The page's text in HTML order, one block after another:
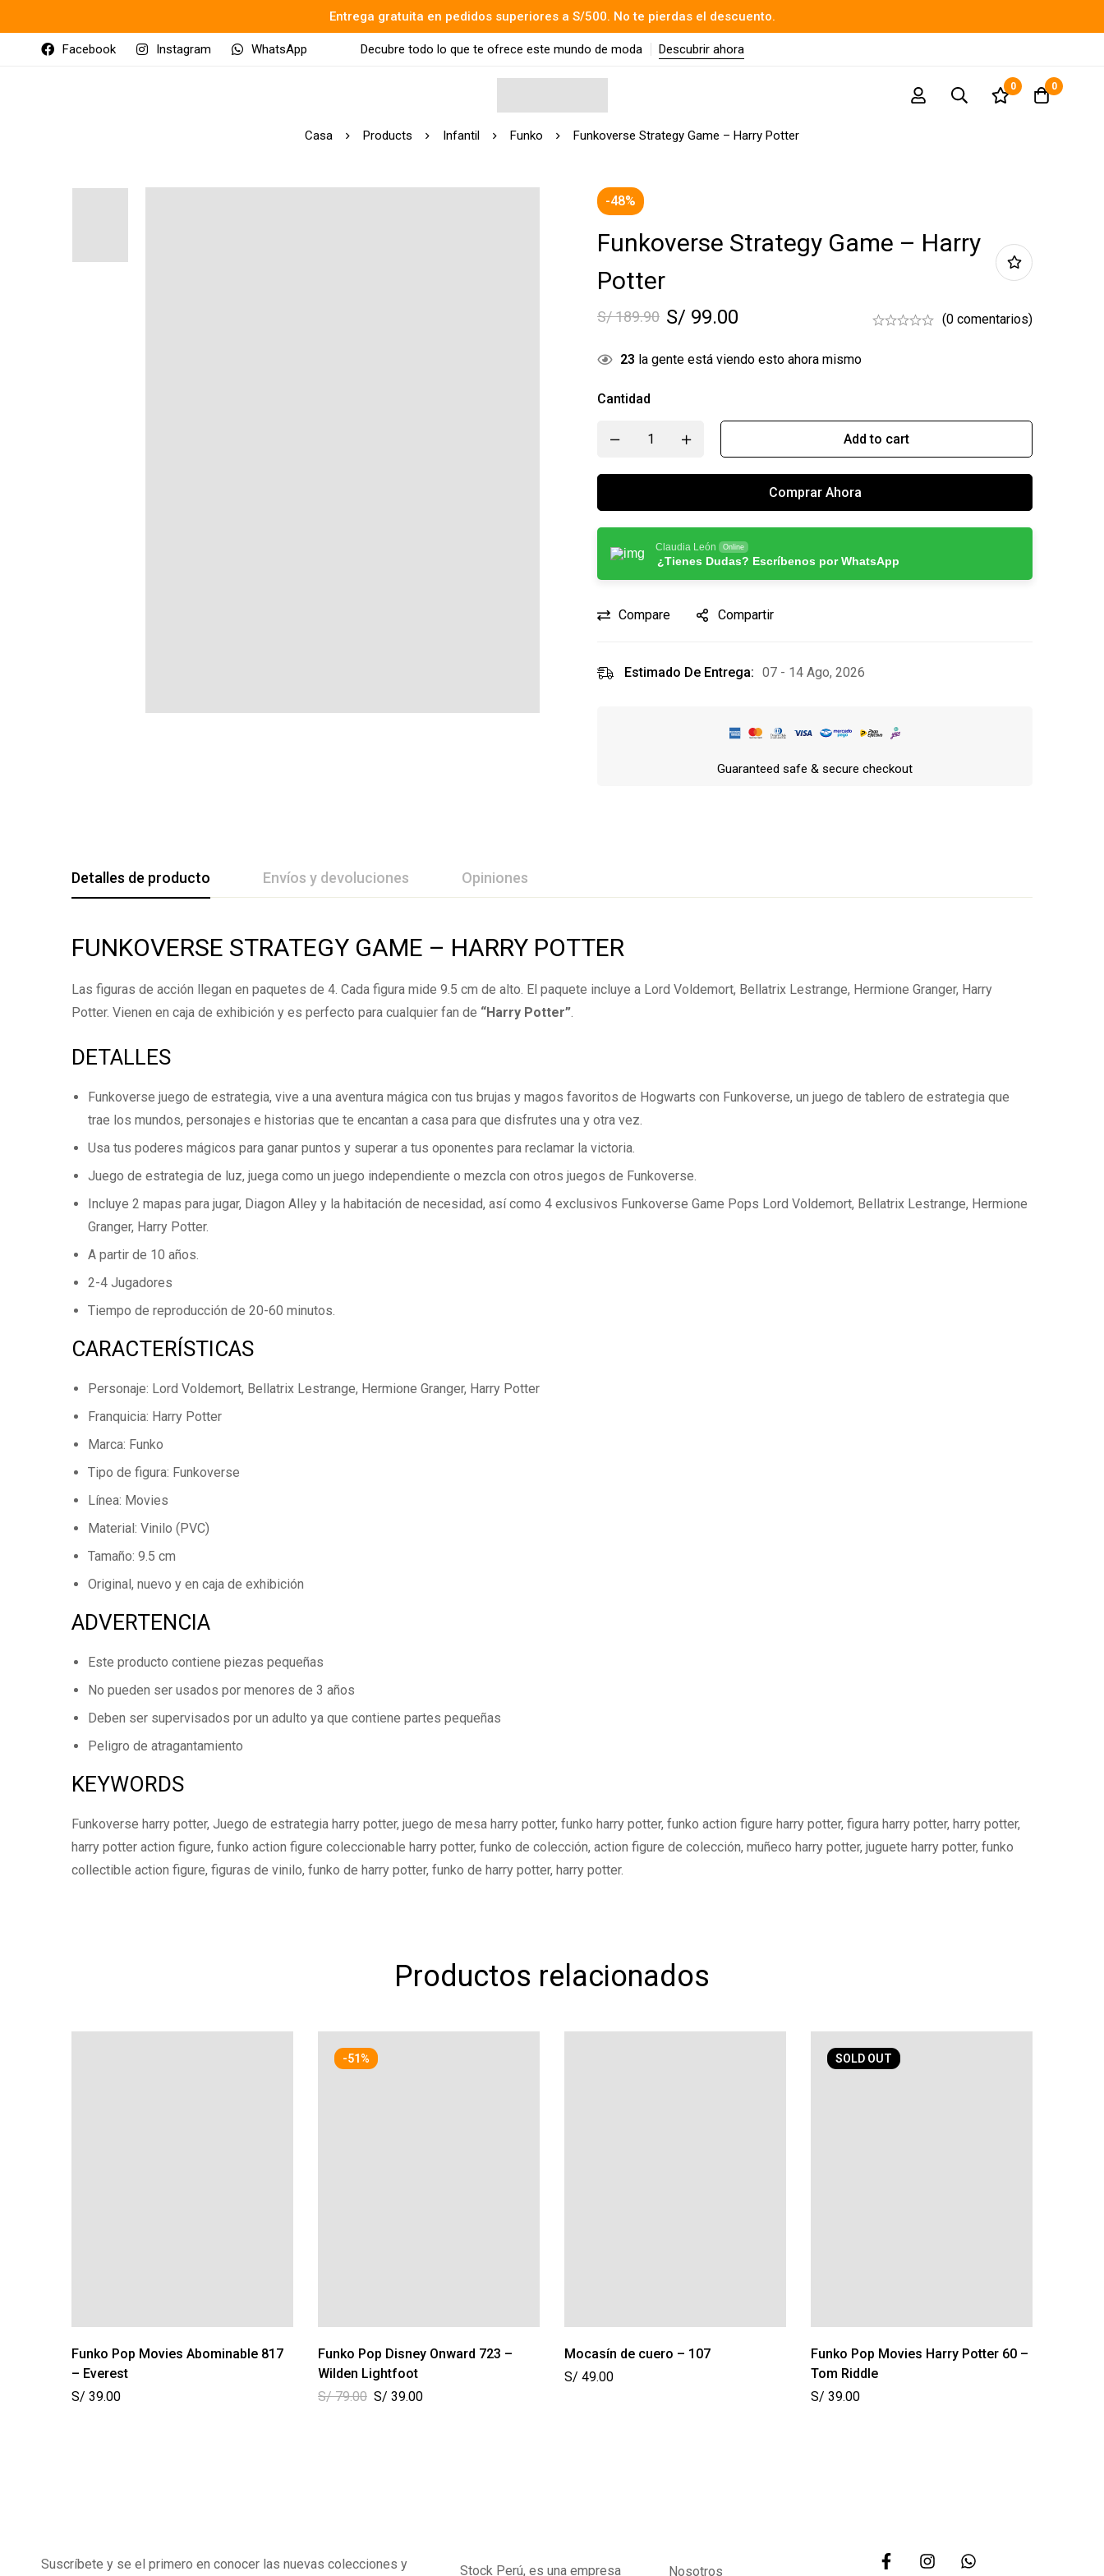
Entrega gratuita en pedidos superiores a S/500. No te pierdas el descuento.
Facebook Instagram WhatsApp Decubre todo lo que te ofrece este mundo de moda Descubrir ahora
0 0
Casa Products Infantil Funko Funkoverse Strategy Game – Harry Potter
-48%
Funkoverse Strategy Game – Harry
Potter
S/189.90 S/ 99.00 (0 comentarios)
23 la gente está viendo esto ahora mismo
Cantidad
Add to cart
Comprar Ahora
Claudia León Online
¿Tienes Dudas? Escríbenos por WhatsApp
Compare Compartir
Estimado De Entrega: 07 - 14 Ago, 2026
Guaranteed safe & secure checkout
Detalles de producto Envíos y devoluciones Opiniones
FUNKOVERSE STRATEGY GAME – HARRY POTTER
Las figuras de acción llegan en paquetes de 4. Cada figura mide 9.5 cm de alto. El paquete incluye a Lord Voldemort, Bellatrix Lestrange, Hermione Granger, Harry
Potter. Vienen en caja de exhibición y es perfecto para cualquier fan de “Harry Potter”.
DETALLES
Funkoverse juego de estrategia, vive a una aventura mágica con tus brujas y magos favoritos de Hogwarts con Funkoverse, un juego de tablero de estrategia que
trae los mundos, personajes e historias que te encantan a casa para que disfrutes una y otra vez.
Usa tus poderes mágicos para ganar puntos y superar a tus oponentes para reclamar la victoria.
Juego de estrategia de luz, juega como un juego independiente o mezcla con otros juegos de Funkoverse.
Incluye 2 mapas para jugar, Diagon Alley y la habitación de necesidad, así como 4 exclusivos Funkoverse Game Pops Lord Voldemort, Bellatrix Lestrange, Hermione
Granger, Harry Potter.
A partir de 10 años.
2-4 Jugadores
Tiempo de reproducción de 20-60 minutos.
CARACTERÍSTICAS
Personaje: Lord Voldemort, Bellatrix Lestrange, Hermione Granger, Harry Potter
Franquicia: Harry Potter
Marca: Funko
Tipo de figura: Funkoverse
Línea: Movies
Material: Vinilo (PVC)
Tamaño: 9.5 cm
Original, nuevo y en caja de exhibición
ADVERTENCIA
Este producto contiene piezas pequeñas
No pueden ser usados por menores de 3 años
Deben ser supervisados por un adulto ya que contiene partes pequeñas
Peligro de atragantamiento
KEYWORDS
Funkoverse harry potter, Juego de estrategia harry potter, juego de mesa harry potter, funko harry potter, funko action figure harry potter, figura harry potter, harry potter,
harry potter action figure, funko action figure coleccionable harry potter, funko de colección, action figure de colección, muñeco harry potter, juguete harry potter, funko
collectible action figure, figuras de vinilo, funko de harry potter, funko de harry potter, harry potter.
De La Calificación Y Revisión De
Base en 0 Comentarios Escribe una reseña
Productos relacionados
Funko Pop Movies Abominable 817
– Everest
S/ 39.00
-51%
Funko Pop Disney Onward 723 –
Wilden Lightfoot
S/79.00 S/ 39.00
Mocasín de cuero – 107
S/ 49.00
SOLD OUT
Funko Pop Movies Harry Potter 60 –
Tom Riddle
S/ 39.00
Suscríbete y se el primero en conocer las nuevas colecciones y Stock Perú, es una empresa Nosotros